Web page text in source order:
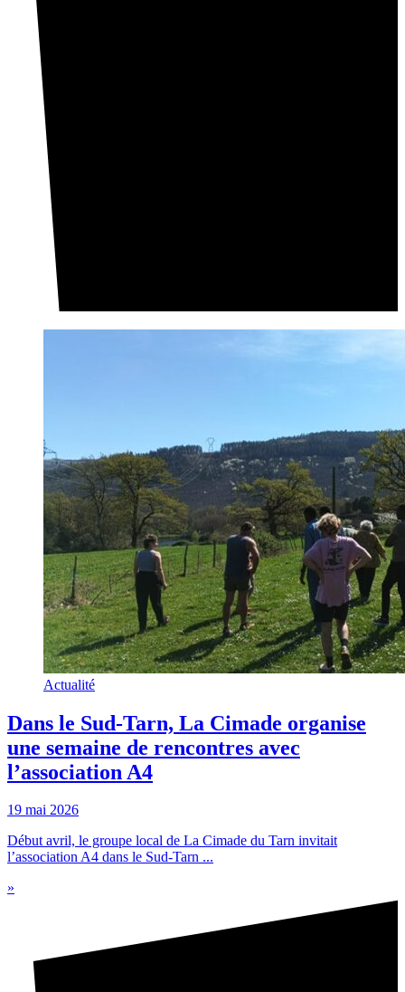
Actualité
Dans le Sud-Tarn, La Cimade organise
une semaine de rencontres avec
l’association A4
19 mai 2026
Début avril, le groupe local de La Cimade du Tarn invitait
l’association A4 dans le Sud-Tarn ...
»